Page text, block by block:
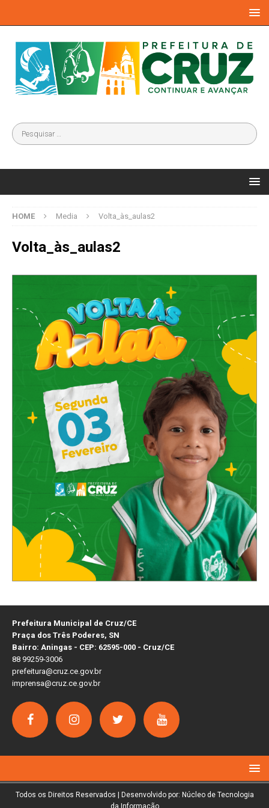
HOME Media Volta_às_aulas2
Volta_às_aulas2
Prefeitura Municipal de Cruz/CE
Praça dos Três Poderes, SN
Bairro: Aningas - CEP: 62595-000 - Cruz/CE
88 99259-3006
prefeitura@cruz.ce.gov.br
imprensa@cruz.ce.gov.br
Todos os Direitos Reservados | Desenvolvido por: Núcleo de Tecnologia
da Informação